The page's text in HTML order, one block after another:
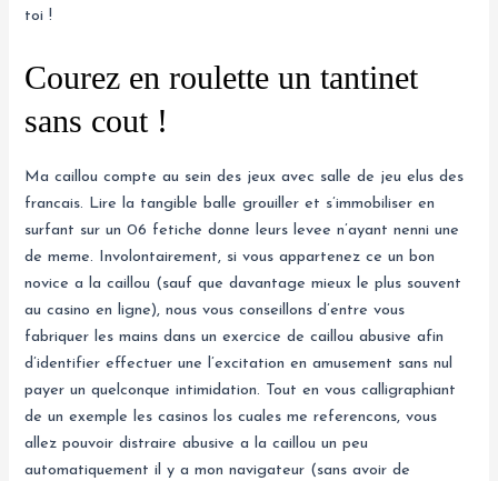
toi !
Courez en roulette un tantinet
sans cout !
Ma caillou compte au sein des jeux avec salle de jeu elus des
francais. Lire la tangible balle grouiller et s’immobiliser en
surfant sur un 06 fetiche donne leurs levee n’ayant nenni une
de meme. Involontairement, si vous appartenez ce un bon
novice a la caillou (sauf que davantage mieux le plus souvent
au casino en ligne), nous vous conseillons d’entre vous
fabriquer les mains dans un exercice de caillou abusive afin
d’identifier effectuer une l’excitation en amusement sans nul
payer un quelconque intimidation. Tout en vous calligraphiant
de un exemple les casinos los cuales me referencons, vous
allez pouvoir distraire abusive a la caillou un peu
automatiquement il y a mon navigateur (sans avoir de